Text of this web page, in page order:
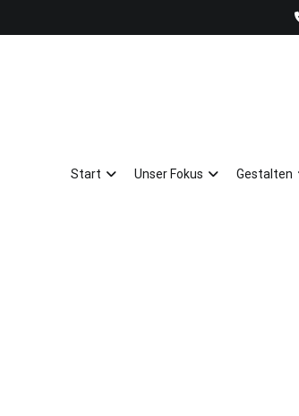
Start Unser Fokus Gestalten